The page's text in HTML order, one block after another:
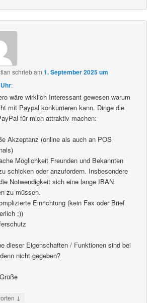
schriebam1. September 2025 um
:
wäre wirklich Interessant gewesen warum
mit Paypal konkurrieren kann. Dinge die
für mich attraktiv machen:
Akzeptanz (online als auch an POS
Möglichkeit Freunden und Bekannten
schicken oder anzufordern. Insbesondere
Notwendigkeit sich eine lange IBAN
zu müssen.
Einrichtung (kein Fax oder Brief
;))
dieser Eigenschaften / Funktionen sind bei
nicht gegeben?
↓